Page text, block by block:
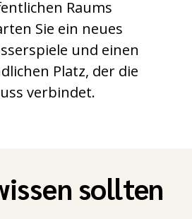
Raums
Sie ein neues
und einen
Platz, der die
verbindet.
sollten